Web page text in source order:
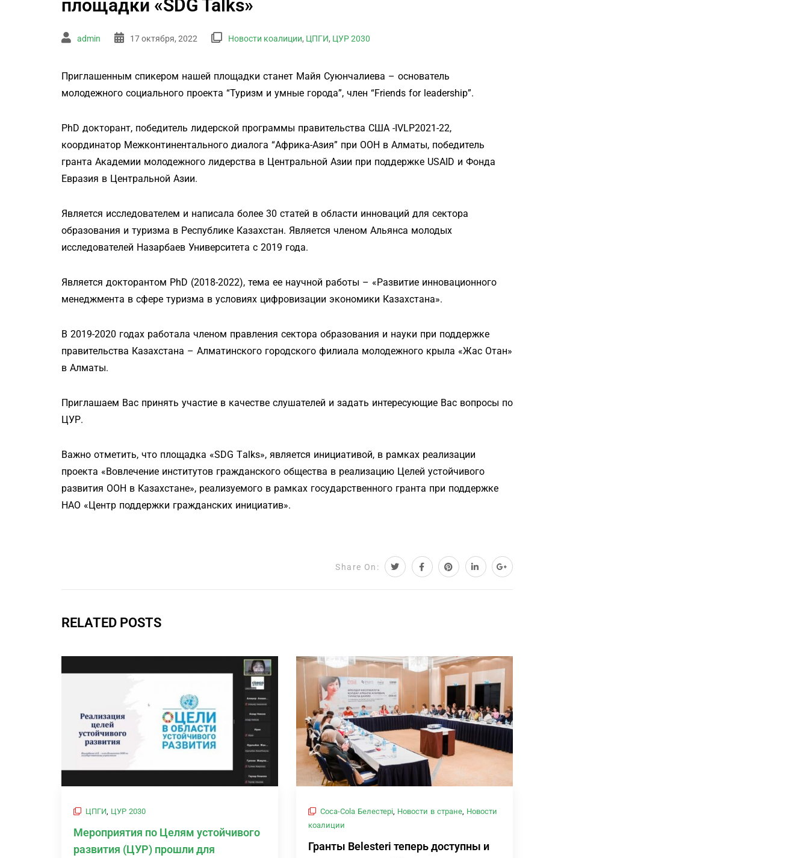
площадки «SDG Talks»
admin 17 октября, 2022 Новости коалиции, ЦПГИ, ЦУР 2030
Приглашенным спикером нашей площадки станет Майя Суюнчалиева – основатель
молодежного социального проекта “Туризм и умные города”, член “Friends for leadership”.
PhD докторант, победитель лидерской программы правительства США -IVLP2021-22,
координатор Межконтинентального диалога “Африка-Азия” при ООН в Алматы, победитель
гранта Академии молодежного лидерства в Центральной Азии при поддержке USAID и Фонда
Евразия в Центральной Азии.
Является исследователем и написала более 30 статей в области инноваций для сектора
образования и туризма в Республике Казахстан. Является членом Альянса молодых
исследователей Назарбаев Университета с 2019 года.
Является докторантом PhD (2018-2022), тема ее научной работы – «Развитие инновационного
менеджмента в сфере туризма в условиях цифровизации экономики Казахстана».
В 2019-2020 годах работала членом правления сектора образования и науки при поддержке
правительства Казахстана – Алматинского городского филиала молодежного крыла «Жас Отан»
в Алматы.
Приглашаем Вас принять участие в качестве слушателей и задать интересующие Вас вопросы по
ЦУР.
Важно отметить, что площадка «SDG Тalks», является инициативой, в рамках реализации
проекта «Вовлечение институтов гражданского общества в реализацию Целей устойчивого
развития ООН в Казахстане», реализуемого в рамках государственного гранта при поддержке
НАО «Центр поддержки гражданских инициатив».
Share On:
RELATED POSTS
ЦПГИ ЦУР 2030
Мероприятия по Целям устойчивого
развития (ЦУР) прошли для
Coca-Cola Белестері Новости в стране Новости
коалиции
Гранты Belesteri теперь доступны и